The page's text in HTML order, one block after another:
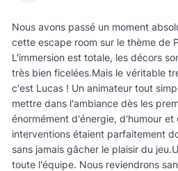
Nous avons passé un moment
cette escape room sur le thème de
L'immersion est totale, les décors
très bien ficelées. ​Mais le véritable
c'est Lucas ! Un animateur tout
mettre dans l'ambiance dès les
énormément d'énergie, d'humour et
interventions étaient parfaitement
sans jamais gâcher le plaisir du jeu.
toute l'équipe. Nous reviendrons